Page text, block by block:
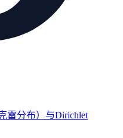
雷分布）与Dirichlet